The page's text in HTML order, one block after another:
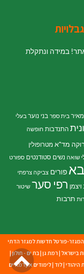
במידה ונתקלת
בית ספר בני נוער בעלי
התנדבות חופשה
מד"א מטרופולין
שואה נשים סטודנטים ספורט
פורים צביקה צרפתי
רפי סער שיטור
תרבות
המגזר-פורטל חדשות למגזר הדתי
בישראל | רמת גן | בת ים - חולון|
היהודי |לוד |לימודים אקדמאיים